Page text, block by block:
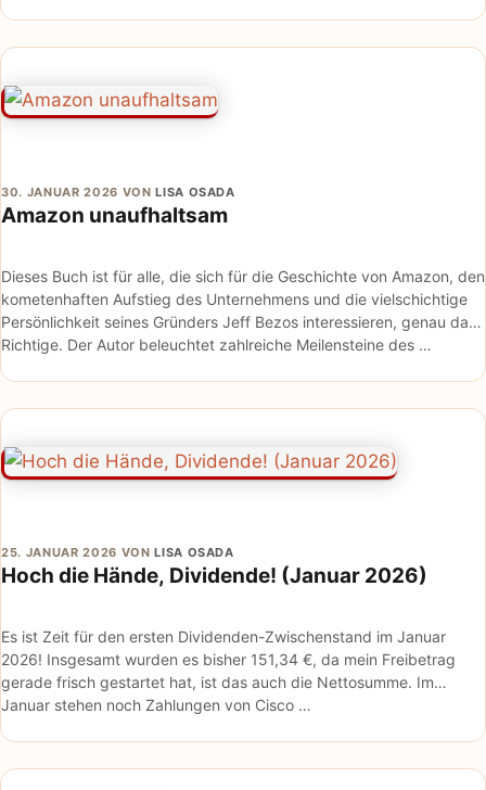
Amazon unaufhaltsam
30. JANUAR 2026 VONLISA OSADA
Dieses Buch ist für alle, die sich für die Geschichte von Amazon, den
kometenhaften Aufstieg des Unternehmens und die vielschichtige
Persönlichkeit seines Gründers Jeff Bezos interessieren, genau das
Richtige. Der Autor beleuchtet zahlreiche Meilensteine des …
Hoch die Hände, Dividende! (Januar 2026)
25. JANUAR 2026 VONLISA OSADA
Es ist Zeit für den ersten Dividenden-Zwischenstand im Januar
2026! Insgesamt wurden es bisher 151,34 €, da mein Freibetrag
gerade frisch gestartet hat, ist das auch die Nettosumme. Im
Januar stehen noch Zahlungen von Cisco …